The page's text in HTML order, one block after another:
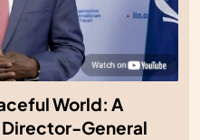
World: A
Director-General